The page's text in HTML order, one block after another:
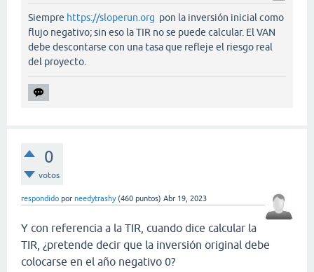
Siempre https://sloperun.org pon la inversión inicial como
flujo negativo; sin eso la TIR no se puede calcular. El VAN
debe descontarse con una tasa que refleje el riesgo real
del proyecto.
0
votos
respondido por needytrashy (460 puntos) Abr 19, 2023
Y con referencia a la TIR, cuando dice calcular la
TIR, ¿pretende decir que la inversión original debe
colocarse en el año negativo 0?